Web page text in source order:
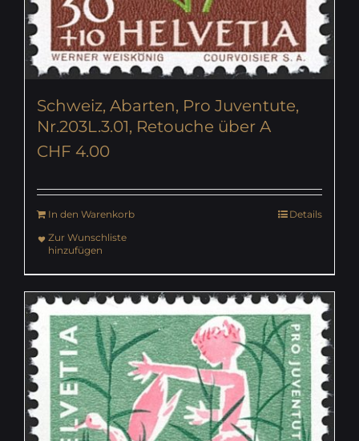
Schweiz, Abarten, Pro Juventute,
Nr.203L.3.01, Retouche über A
CHF 4.00
In den Warenkorb
Details
Zur Wunschliste
hinzufügen